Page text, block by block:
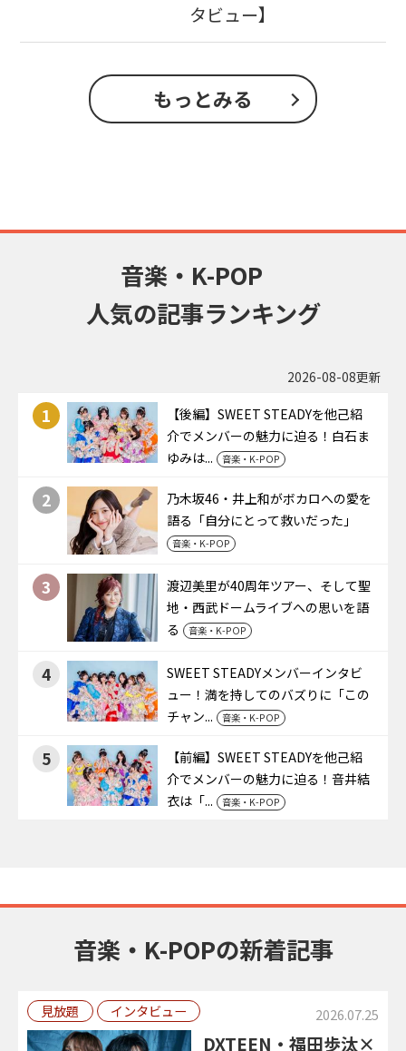
タビュー】
もっとみる
音楽・K-POP
人気の記事ランキング
2026-08-08更新
1
【後編】SWEET STEADYを他己紹
介でメンバーの魅力に迫る！白石ま
ゆみは...
音楽・K-POP
2
乃木坂46・井上和がボカロへの愛を
語る「自分にとって救いだった」
音楽・K-POP
3
渡辺美里が40周年ツアー、そして聖
地・西武ドームライブへの思いを語
る
音楽・K-POP
4
SWEET STEADYメンバーインタビ
ュー！満を持してのバズりに「この
チャン...
音楽・K-POP
5
【前編】SWEET STEADYを他己紹
介でメンバーの魅力に迫る！音井結
衣は「...
音楽・K-POP
音楽・K-POPの新着記事
見放題 インタビュー 2026.07.25
DXTEEN・福田歩汰×